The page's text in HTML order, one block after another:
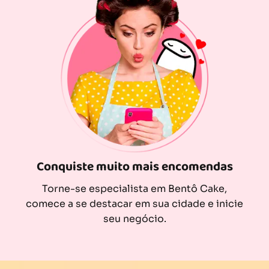
Conquiste muito mais encomendas
Torne-se especialista em Bentô Cake,
comece a se destacar em sua cidade e inicie
seu negócio.